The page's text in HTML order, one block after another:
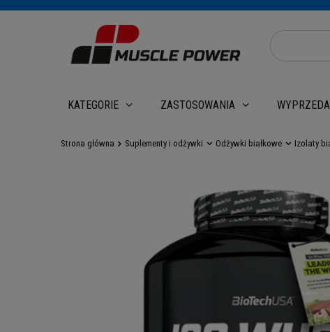
KATEGORIE ZASTOSOWANIA
Strona główna Suplementy i odżywki Odżywki białkowe Izolaty